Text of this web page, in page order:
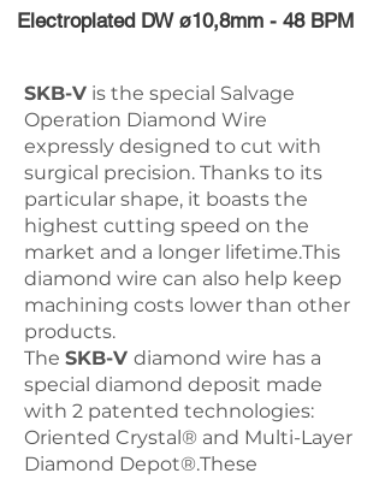
Electroplated DW ø10,8mm - 48 BPM
SKB-V is the special Salvage
Operation Diamond Wire
expressly designed to cut with
surgical precision. Thanks to its
particular shape, it boasts the
highest cutting speed on the
market and a longer lifetime.This
diamond wire can also help keep
machining costs lower than other
products.
The SKB-V diamond wire has a
special diamond deposit made
with 2 patented technologies:
Oriented Crystal® and Multi-Layer
Diamond Depot®.These